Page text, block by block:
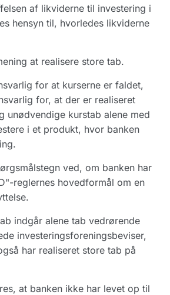
af likviderne til investering i
hensyn til, hvorledes likviderne
at realisere store tab.
for at kurserne er faldet,
for, at der er realiseret
unødvendige kurstab alene med
i et produkt, hvor banken
ved, om banken har
reglernes hovedformål om en
indgår alene tab vedrørende
investeringsforeningsbeviser,
har realiseret store tab på
at banken ikke har levet op til